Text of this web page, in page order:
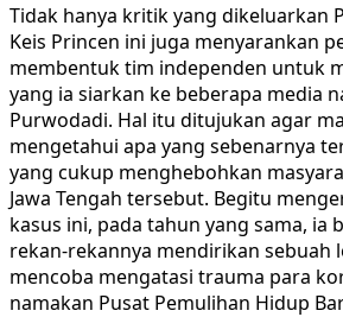
Tidak hanya kritik yang dikeluarkan
Keis Princen ini juga menyarankan
membentuk tim independen untuk
yang ia siarkan ke beberapa media
Purwodadi. Hal itu ditujukan agar
mengetahui apa yang sebenarnya
yang cukup menghebohkan
Jawa Tengah tersebut. Begitu
kasus ini, pada tahun yang sama, ia
rekan-rekannya mendirikan sebuah
mencoba mengatasi trauma para
namakan Pusat Pemulihan Hidup